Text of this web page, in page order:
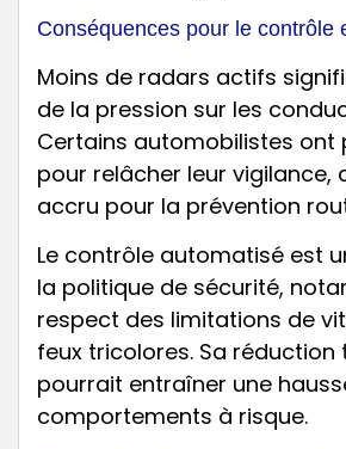
Conséquences pour le contrôle
Moins de radars actifs
de la pression sur les
Certains automobilistes ont
pour relâcher leur vigilance,
accru pour la prévention
Le contrôle automatisé est
la politique de sécurité,
respect des limitations de
feux tricolores. Sa
pourrait entraîner une
comportements à risque.